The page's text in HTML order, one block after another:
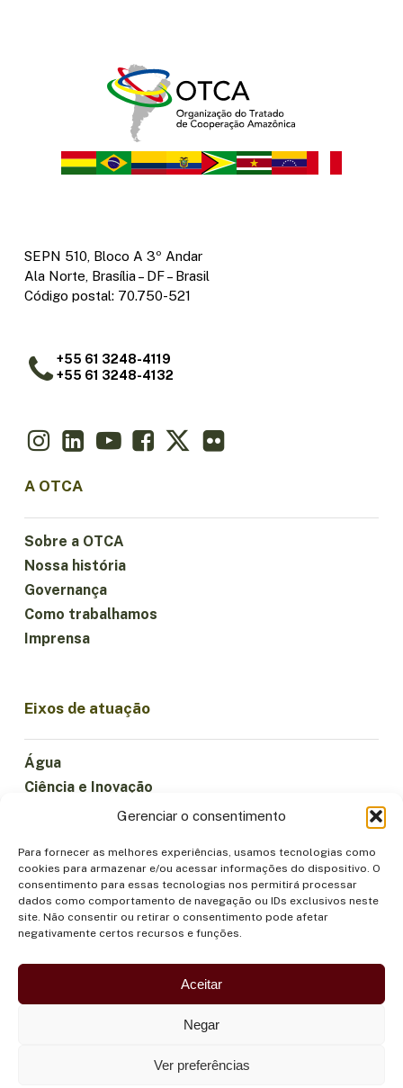
Gerenciar o consentimento
Para fornecer as melhores experiências, usamos tecnologias como
cookies para armazenar e/ou acessar informações do dispositivo. O
consentimento para essas tecnologias nos permitirá processar
dados como comportamento de navegação ou IDs exclusivos neste
site. Não consentir ou retirar o consentimento pode afetar
negativamente certos recursos e funções.
Aceitar
Negar
Ver preferências
SEPN 510, Bloco A 3º Andar
Ala Norte, Brasília – DF – Brasil
Código postal: 70.750-521
+55 61 3248-4119
+55 61 3248-4132
A OTCA
Sobre a OTCA
Nossa história
Governança
Como trabalhamos
Imprensa
Eixos de atuação
Água
Ciência e Inovação
Florestas e Biodiversidade
Institucionalidade
Participação
Povos Indígenas